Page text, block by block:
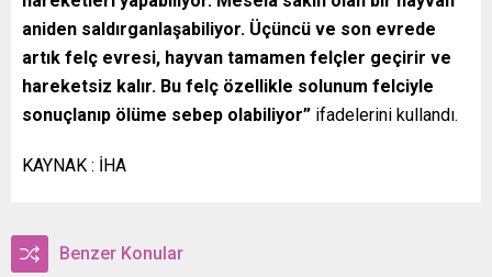
aniden saldırganlaşabiliyor. Üçüncü ve son evrede
artık felç evresi, hayvan tamamen felçler geçirir ve
hareketsiz kalır. Bu felç özellikle solunum felciyle
sonuçlanıp ölüme sebep olabiliyor” ifadelerini kullandı.
KAYNAK : İHA
Benzer Konular